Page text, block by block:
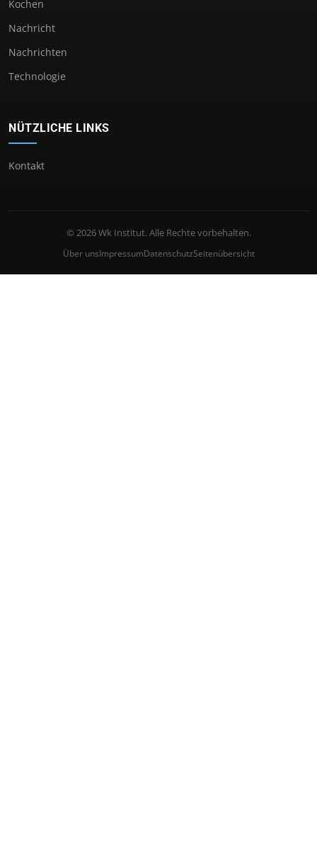
Kochen
Nachricht
Nachrichten
Technologie
NÜTZLICHE LINKS
Kontakt
© 2026 Wk Institut. Alle Rechte vorbehalten.
Über unsImpressumDatenschutzSeitenübersicht